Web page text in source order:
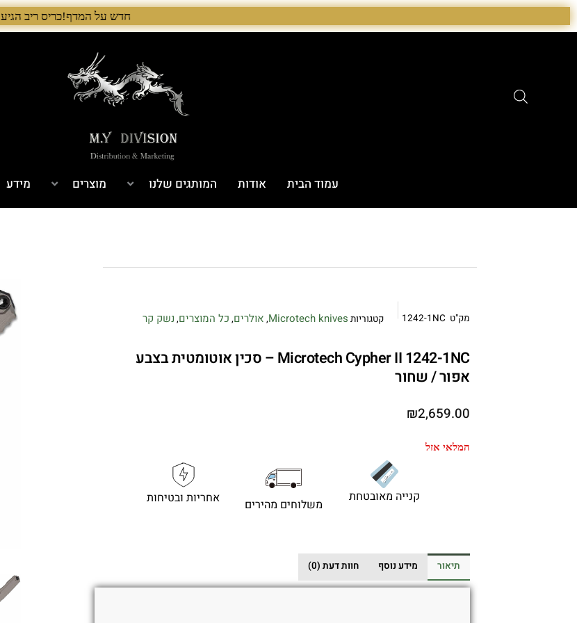
דילוג
לתוכן
חדש על המדף!כריס ריב הגיע לישראל! 🇺🇸 המלאי הראשון בארץ – עכשיו אצל היבואן הבלעדי לרגל ההשקה, 5% הנחה על כל מוצרי Chris Reeve לזמן מוגבל. בנוסף, הגיע גם מלאי חדש של Benchmade ו־Microtech. לרכישה עכשיו›. >
עמוד הבית אודות המותגים שלנו מוצרים מידע
מק"ט 1242-1NC קטגוריות Microtech knives
, אולרים, כל המוצרים, נשק קר
Microtech Cypher II 1242-1NC – סכין אוטומטית בצבע
אפור / שחור
₪2,659.00
המלאי אזל
קנייה מאובטחת משלוחים מהירים אחריות ובטיחות
תיאור מידע נוסף חוות דעת (0)